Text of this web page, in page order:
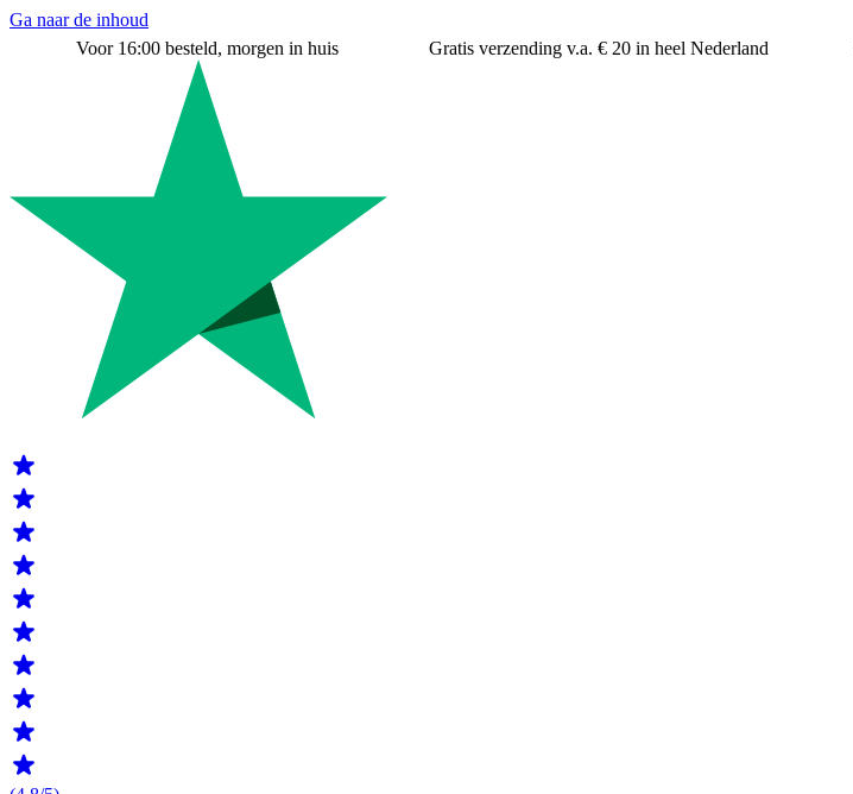
Ga naar de inhoud
Voor 16:00 besteld, morgen in huis
Gratis verzending v.a. € 20 in heel Nederland